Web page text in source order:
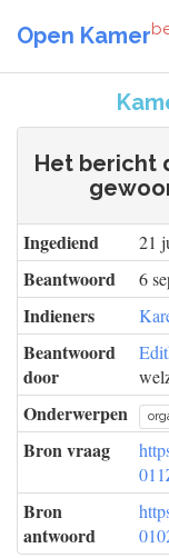
Open Kamer
Het bericht
Ingediend 21
Beantwoord 6
Indieners
Beantwoord
door
Onderwerpen
Bron vraag
Bron
antwoord